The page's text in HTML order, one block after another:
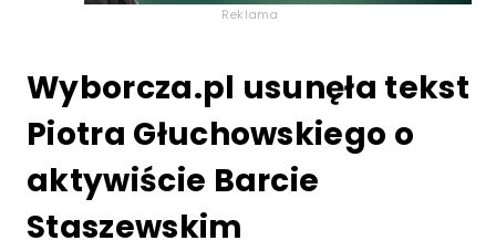
Reklama
Wyborcza.pl usunęła tekst
Piotra Głuchowskiego o
aktywiście Barcie
Staszewskim